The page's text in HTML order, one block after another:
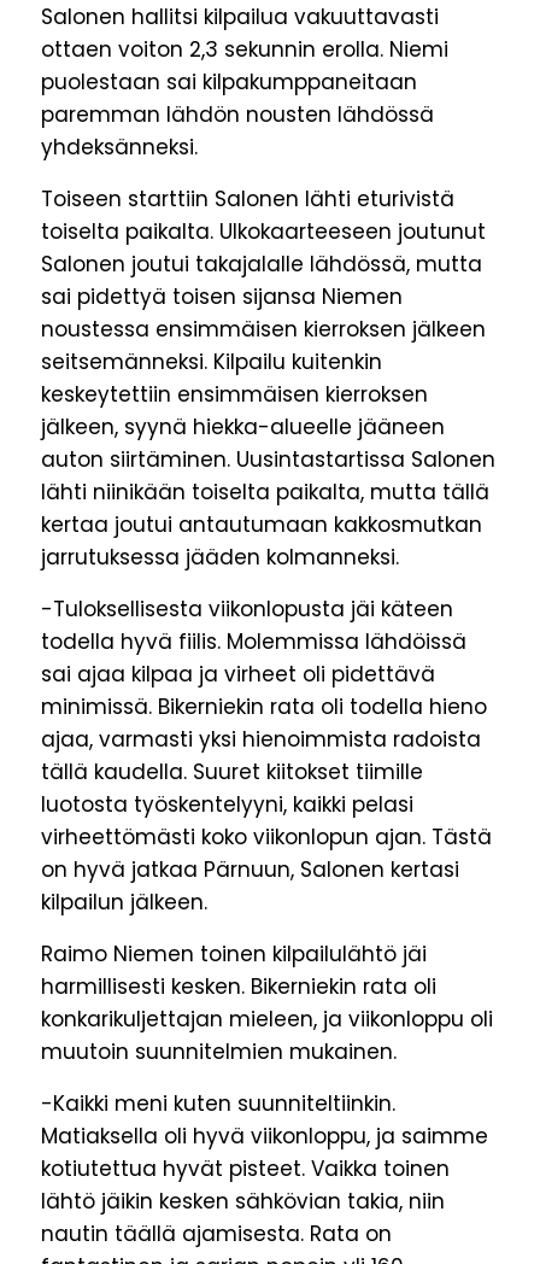
Salonen hallitsi kilpailua vakuuttavasti
ottaen voiton 2,3 sekunnin erolla. Niemi
puolestaan sai kilpakumppaneitaan
paremman lähdön nousten lähdössä
yhdeksänneksi.
Toiseen starttiin Salonen lähti eturivistä
toiselta paikalta. Ulkokaarteeseen joutunut
Salonen joutui takajalalle lähdössä, mutta
sai pidettyä toisen sijansa Niemen
noustessa ensimmäisen kierroksen jälkeen
seitsemänneksi. Kilpailu kuitenkin
keskeytettiin ensimmäisen kierroksen
jälkeen, syynä hiekka-alueelle jääneen
auton siirtäminen. Uusintastartissa Salonen
lähti niinikään toiselta paikalta, mutta tällä
kertaa joutui antautumaan kakkosmutkan
jarrutuksessa jääden kolmanneksi.
-Tuloksellisesta viikonlopusta jäi käteen
todella hyvä fiilis. Molemmissa lähdöissä
sai ajaa kilpaa ja virheet oli pidettävä
minimissä. Bikerniekin rata oli todella hieno
ajaa, varmasti yksi hienoimmista radoista
tällä kaudella. Suuret kiitokset tiimille
luotosta työskentelyyni, kaikki pelasi
virheettömästi koko viikonlopun ajan. Tästä
on hyvä jatkaa Pärnuun, Salonen kertasi
kilpailun jälkeen.
Raimo Niemen toinen kilpailulähtö jäi
harmillisesti kesken. Bikerniekin rata oli
konkarikuljettajan mieleen, ja viikonloppu oli
muutoin suunnitelmien mukainen.
-Kaikki meni kuten suunniteltiinkin.
Matiaksella oli hyvä viikonloppu, ja saimme
kotiutettua hyvät pisteet. Vaikka toinen
lähtö jäikin kesken sähkövian takia, niin
nautin täällä ajamisesta. Rata on